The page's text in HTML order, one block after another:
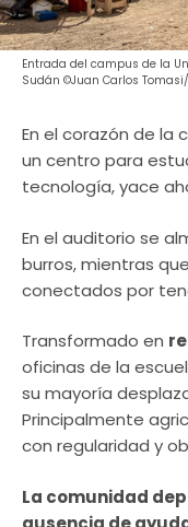
Entrada del campus de la
Sudán ©Juan Carlos Tomasi/
En el corazón de la
un centro para
tecnología, yace
En el auditorio se
burros, mientras
conectados por
Transformado en
oficinas de la
su mayoría
Principalmente
con regularidad y
La comunidad